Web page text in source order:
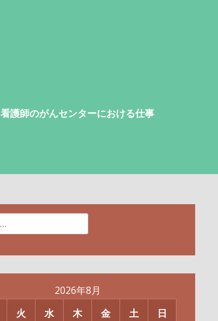
看護師のがんセンターにおける仕事
2026年8月
火 水 木 金 土 日